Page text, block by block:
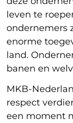
leven te
ondernemers
enorme
land.
banen en
MKB-
respect
een moment